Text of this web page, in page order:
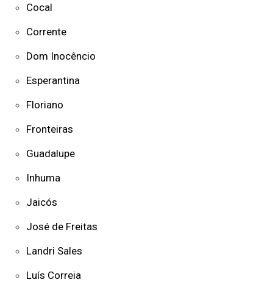
Cocal
Corrente
Dom Inocêncio
Esperantina
Floriano
Fronteiras
Guadalupe
Inhuma
Jaicós
José de Freitas
Landri Sales
Luís Correia